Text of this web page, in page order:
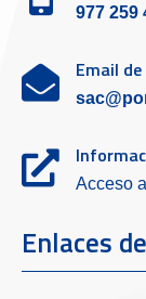
977 259
Email
Acceso
Enlaces